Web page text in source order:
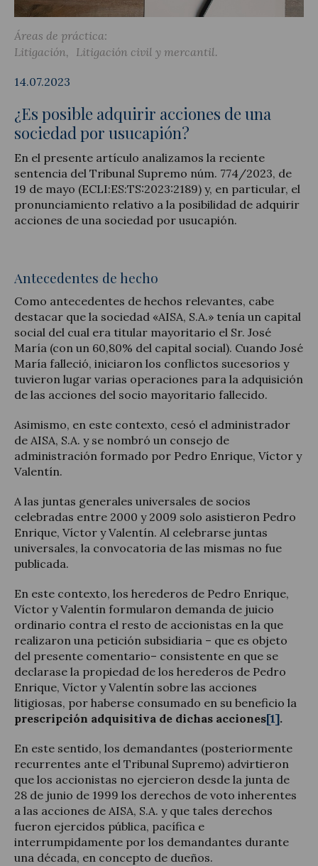
Notícias y artículos
Áreas de práctica:
Litigación
Litigación civil y mercantil
14.07.2023
¿Es posible adquirir acciones de una
sociedad por usucapión?
En el presente artículo analizamos la reciente
sentencia del Tribunal Supremo núm. 774/2023, de
19 de mayo (ECLI:ES:TS:2023:2189) y, en particular, el
pronunciamiento relativo a la posibilidad de adquirir
acciones de una sociedad por usucapión.
Antecedentes de hecho
Como antecedentes de hechos relevantes, cabe
destacar que la sociedad «AISA, S.A.» tenía un capital
social del cual era titular mayoritario el Sr. José
María (con un 60,80% del capital social). Cuando José
María falleció, iniciaron los conflictos sucesorios y
tuvieron lugar varias operaciones para la adquisición
de las acciones del socio mayoritario fallecido.
Asimismo, en este contexto, cesó el administrador
de AISA, S.A. y se nombró un consejo de
administración formado por Pedro Enrique, Víctor y
Valentín.
A las juntas generales universales de socios
celebradas entre 2000 y 2009 solo asistieron Pedro
Enrique, Víctor y Valentín. Al celebrarse juntas
universales, la convocatoria de las mismas no fue
publicada.
En este contexto, los herederos de Pedro Enrique,
Víctor y Valentín formularon demanda de juicio
ordinario contra el resto de accionistas en la que
realizaron una petición subsidiaria – que es objeto
del presente comentario– consistente en que se
declarase la propiedad de los herederos de Pedro
Enrique, Víctor y Valentín sobre las acciones
litigiosas, por haberse consumado en su beneficio la
prescripción adquisitiva de dichas acciones[1].
En este sentido, los demandantes (posteriormente
recurrentes ante el Tribunal Supremo) advirtieron
que los accionistas no ejercieron desde la junta de
28 de junio de 1999 los derechos de voto inherentes
a las acciones de AISA, S.A. y que tales derechos
fueron ejercidos pública, pacífica e
interrumpidamente por los demandantes durante
una década, en concepto de dueños.